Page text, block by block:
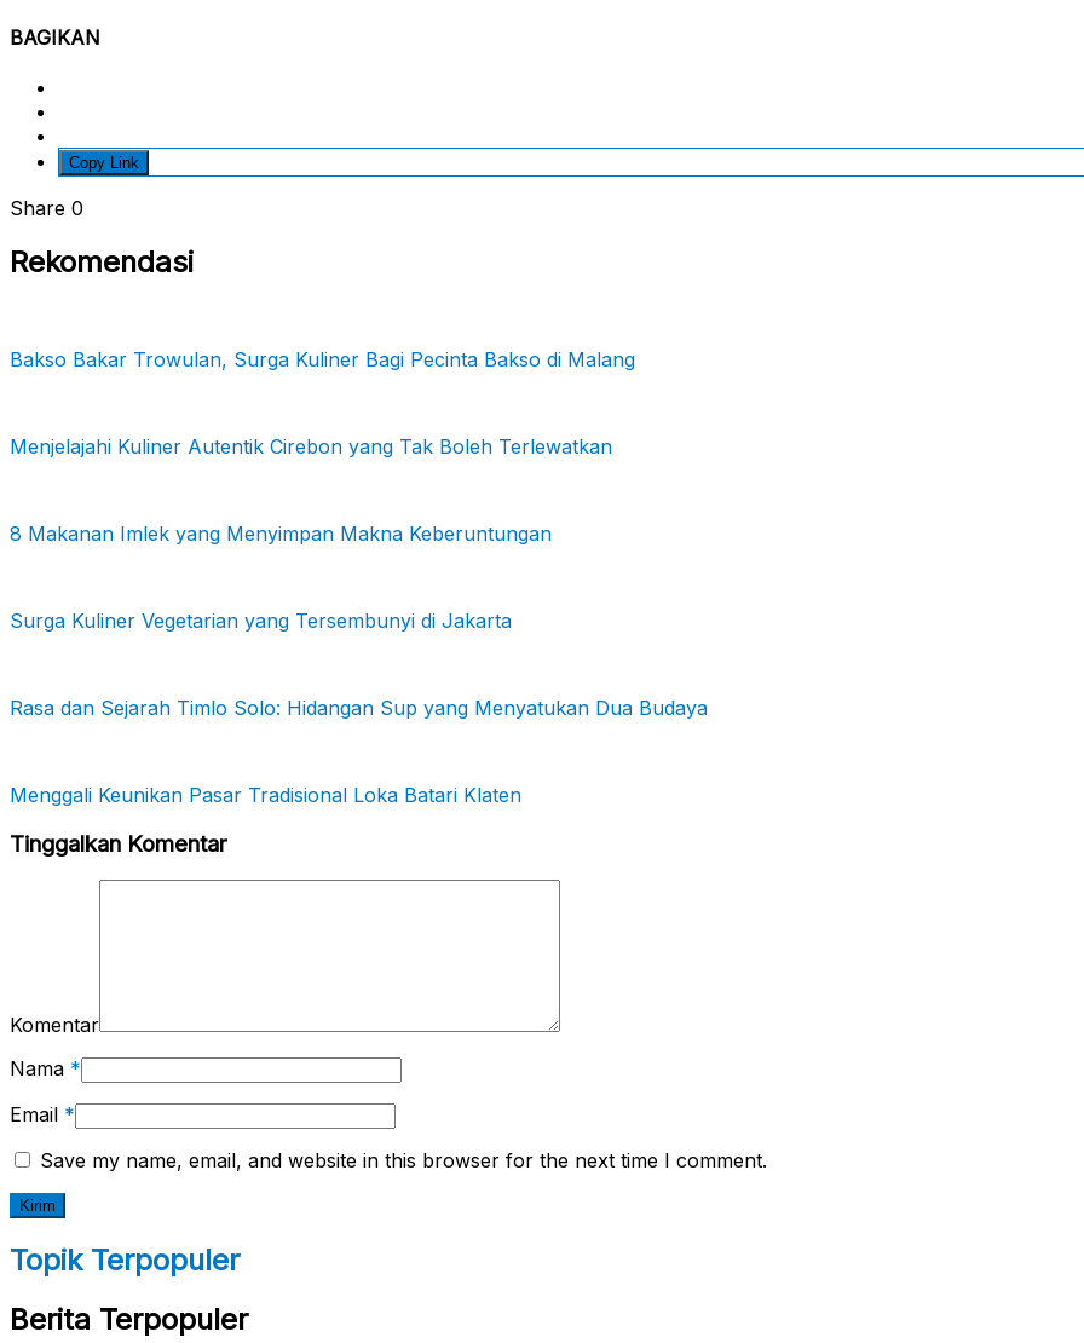
BAGIKAN
Copy Link
Share 0
Rekomendasi
Bakso Bakar Trowulan, Surga Kuliner Bagi Pecinta Bakso di Malang
Menjelajahi Kuliner Autentik Cirebon yang Tak Boleh Terlewatkan
8 Makanan Imlek yang Menyimpan Makna Keberuntungan
Surga Kuliner Vegetarian yang Tersembunyi di Jakarta
Rasa dan Sejarah Timlo Solo: Hidangan Sup yang Menyatukan Dua Budaya
Menggali Keunikan Pasar Tradisional Loka Batari Klaten
Tinggalkan Komentar
Komentar
Nama *
Email *
Save my name, email, and website in this browser for the next time I comment.
Topik Terpopuler
Berita Terpopuler